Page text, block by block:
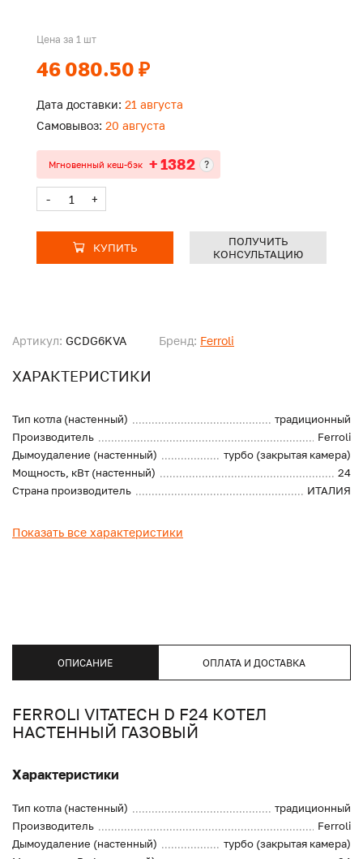
Артикул: GCDG6KVA Бренд: Ferroli
ХАРАКТЕРИСТИКИ
Тип котла (настенный)
традиционный
Производитель
Ferroli
Дымоудаление (настенный)
турбо (закрытая камера)
Мощность, кВт (настенный)
24
Страна производитель
ИТАЛИЯ
Показать все характеристики
Цена за 1 шт
46 080.50 ₽
Дата доставки: 21 августа
Самовывоз: 20 августа
Мгновенный кеш-бэк + 1382 ?
- +
КУПИТЬ
ПОЛУЧИТЬ
КОНСУЛЬТАЦИЮ
ОПИСАНИЕ ОПЛАТА И ДОСТАВКА
FERROLI VITATECH D F24 КОТЕЛ
НАСТЕННЫЙ ГАЗОВЫЙ
Характеристики
Тип котла (настенный)
традиционный
Производитель
Ferroli
Дымоудаление (настенный)
турбо (закрытая камера)